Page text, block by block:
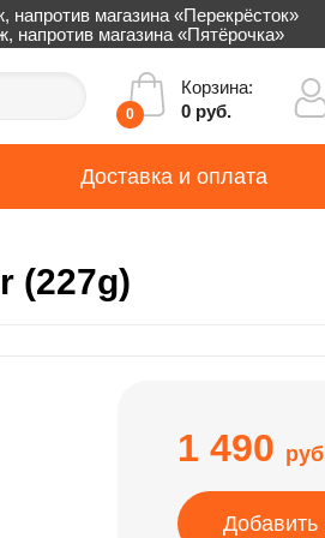
магазина «Перекрёсток»
напротив магазина «Пятёрочка»
0
Корзина:
0 руб.
Доставка и оплата
(227g)
1 490
Добавить